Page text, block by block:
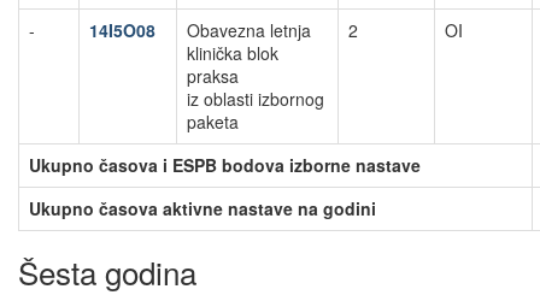
- 14I5O08
Obavezna letnja
klinička blok
praksa
iz oblasti izbornog
paketa
2 OI
Ukupno časova i ESPB bodova izborne nastave
Ukupno časova aktivne nastave na godini
Šesta godina